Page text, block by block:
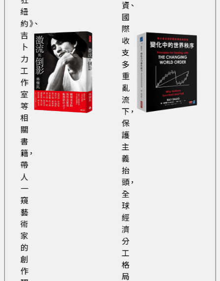
紐
約》、
吉
卜
力
工
作
室
等
相
關
書
籍，
帶
人
一
窺
藝
術
家
的
創
作
資、
國
際
收
支
多
重
亂
流
下，
保
護
主
義
抬
頭，
全
球
經
濟
分
工
格
局